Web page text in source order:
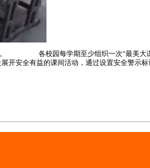
。 各校园每学期至少组织一次“最美大课
全有益的课间活动，通过设置安全警示标